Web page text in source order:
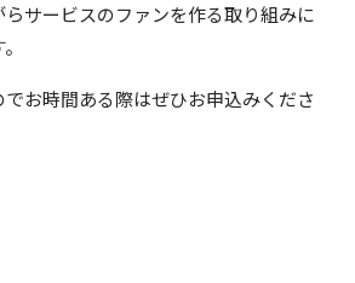
サービスのファンを作る取り組みに
お時間ある際はぜひお申込みくださ